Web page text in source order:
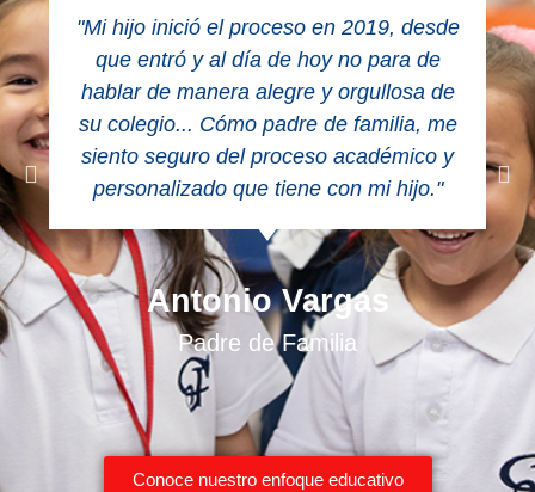
"Mi hijo inició el proceso en 2019, desde
que entró y al día de hoy no para de
hablar de manera alegre y orgullosa de
su colegio... Cómo padre de familia, me
siento seguro del proceso académico y
personalizado que tiene con mi hijo."
Antonio Vargas
Padre de Familia
Conoce nuestro enfoque educativo